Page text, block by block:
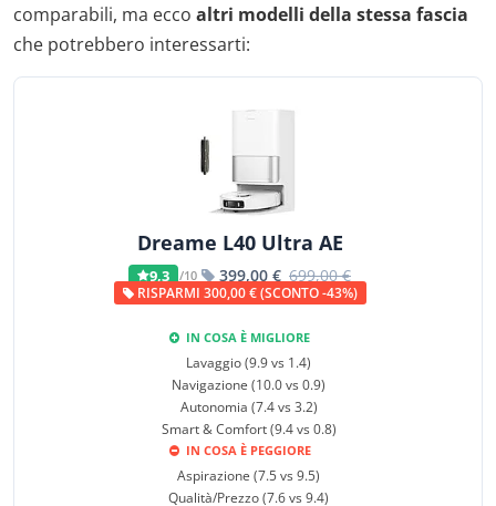
comparabili, ma ecco altri modelli della stessa fascia
che potrebbero interessarti:
Dreame L40 Ultra AE
9,3 /10 399,00 € 699,00 €
RISPARMI 300,00 € (SCONTO -43%)
IN COSA È MIGLIORE
Lavaggio (9.9 vs 1.4)
Navigazione (10.0 vs 0.9)
Autonomia (7.4 vs 3.2)
Smart & Comfort (9.4 vs 0.8)
IN COSA È PEGGIORE
Aspirazione (7.5 vs 9.5)
Qualità/Prezzo (7.6 vs 9.4)